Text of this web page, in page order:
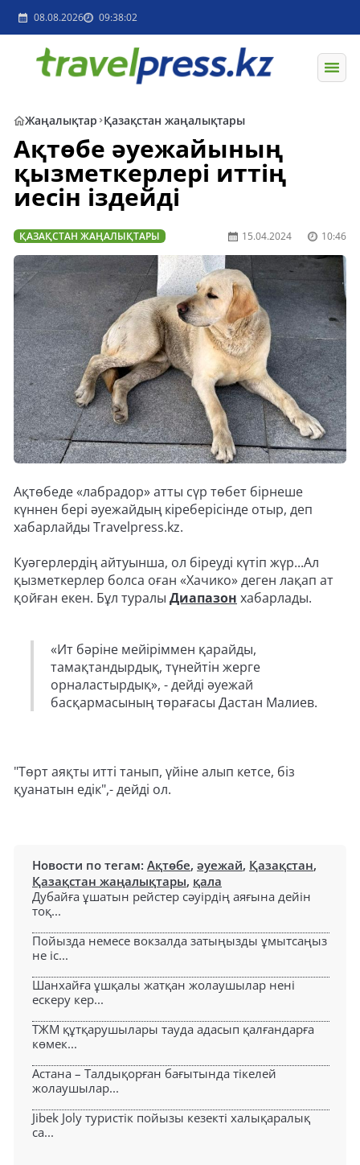
08.08.2026 09:38:02
Жаңалықтар Қазақстан жаңалықтары
Ақтөбе әуежайының
қызметкерлері иттің
иесін іздейді
ҚАЗАҚСТАН ЖАҢАЛЫҚТАРЫ 15.04.2024 10:46
Ақтөбеде «лабрадор» атты сүр төбет бірнеше
күннен бері әуежайдың кіреберісінде отыр, деп
хабарлайды Travelpress.kz.
Куәгерлердің айтуынша, ол біреуді күтіп жүр...Ал
қызметкерлер болса оған «Хачико» деген лақап ат
қойған екен. Бұл туралы Диапазон хабарлады.
«Ит бәріне мейіріммен қарайды,
тамақтандырдық, түнейтін жерге
орналастырдық», - дейді әуежай
басқармасының төрағасы Дастан Малиев.
"Төрт аяқты итті танып, үйіне алып кетсе, біз
қуанатын едік",- дейді ол.
Новости по тегам: Ақтөбе, әуежай, Қазақстан,
Қазақстан жаңалықтары, қала
Дубайға ұшатын рейстер сәуірдің аяғына дейін
тоқ...
Пойызда немесе вокзалда затыңызды ұмытсаңыз
не іс...
Шанхайға ұшқалы жатқан жолаушылар нені
ескеру кер...
ТЖМ құтқарушылары тауда адасып қалғандарға
көмек...
Астана – Талдықорған бағытында тікелей
жолаушылар...
Jibek Joly туристік пойызы кезекті халықаралық
са...